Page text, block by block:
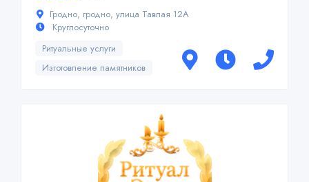
Гродно, гродно, улица Тавлая 12А
Круглосуточно
Ритуальные услуги
Изготовление памятников